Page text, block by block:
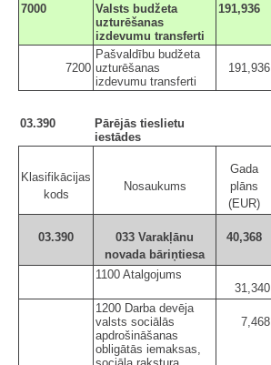
7000
Valsts budžeta
uzturēšanas
izdevumu transferti
191,936
7200
Pašvaldību budžeta
uzturēšanas
izdevumu transferti
191,936
03.390
Pārējās tieslietu
iestādes
Klasifikācijas
kods
Nosaukums
Gada
plāns
(EUR)
03.390
033 Varakļānu
novada bāriņtiesa
40,368
1100 Atalgojums
31,340
1200 Darba devēja
valsts sociālās
apdrošināšanas
obligātās iemaksas,
7,468